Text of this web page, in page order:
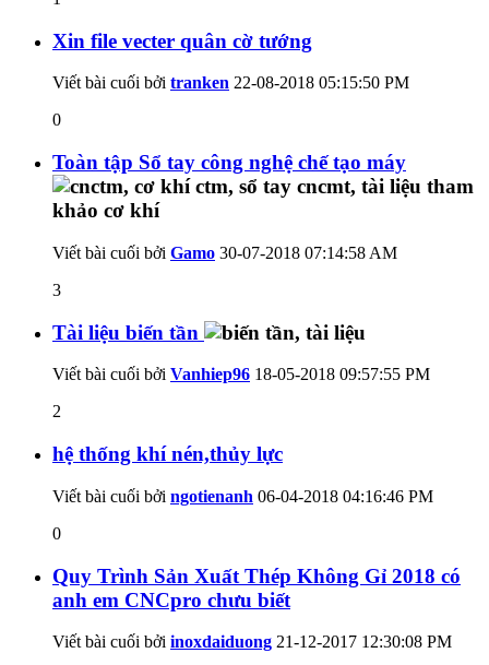
Xin file vecter quân cờ tướng
Viết bài cuối bởi tranken 22-08-2018 05:15:50 PM
0
Toàn tập Sổ tay công nghệ chế tạo máy
Viết bài cuối bởi Gamo 30-07-2018 07:14:58 AM
3
Tài liệu biến tần
Viết bài cuối bởi Vanhiep96 18-05-2018 09:57:55 PM
2
hệ thống khí nén,thủy lực
Viết bài cuối bởi ngotienanh 06-04-2018 04:16:46 PM
0
Quy Trình Sản Xuất Thép Không Gỉ 2018 có
anh em CNCpro chưu biết
Viết bài cuối bởi inoxdaiduong 21-12-2017 12:30:08 PM